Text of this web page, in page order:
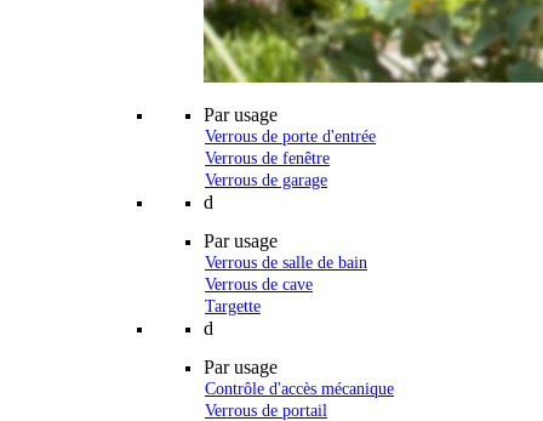
Par usage
Verrous de porte d'entrée
Verrous de fenêtre
Verrous de garage
d
Par usage
Verrous de salle de bain
Verrous de cave
Targette
d
Par usage
Contrôle d'accès mécanique
Verrous de portail